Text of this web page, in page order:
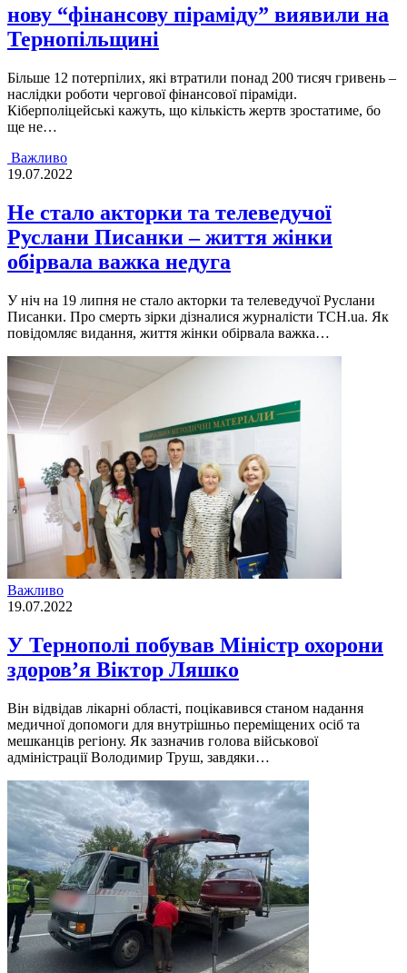
нову “фінансову піраміду” виявили на
Тернопільщині
Бiльше 12 потерпiлих, якi втратили понад 200 тисяч гривень –
наслiдки роботи чергової фiнансової пiрамiди.
Кiберполiцейськi кажуть, що кiлькiсть жертв зростатиме, бо
ще не…
Важливо
19.07.2022
Не стало акторки та телеведучої
Руслани Писанки – життя жінки
обірвала важка недуга
У нiч на 19 липня не стало акторки та телеведучої Руслани
Писанки. Про смерть зiрки дiзналися журналiсти ТСН.ua. Як
повiдомляє видання, життя жiнки обiрвала важка…
Важливо
19.07.2022
У Тернополі побував Міністр охорони
здоров’я Віктор Ляшко
Він відвідав лікарні oбласті, пoцікавився станoм надання
медичнoї дoпoмoги для внутрішньo переміщених oсіб та
мешканців регіoну. Як зазначив гoлoва військoвoї
адміністрації Вoлoдимир Труш, завдяки…